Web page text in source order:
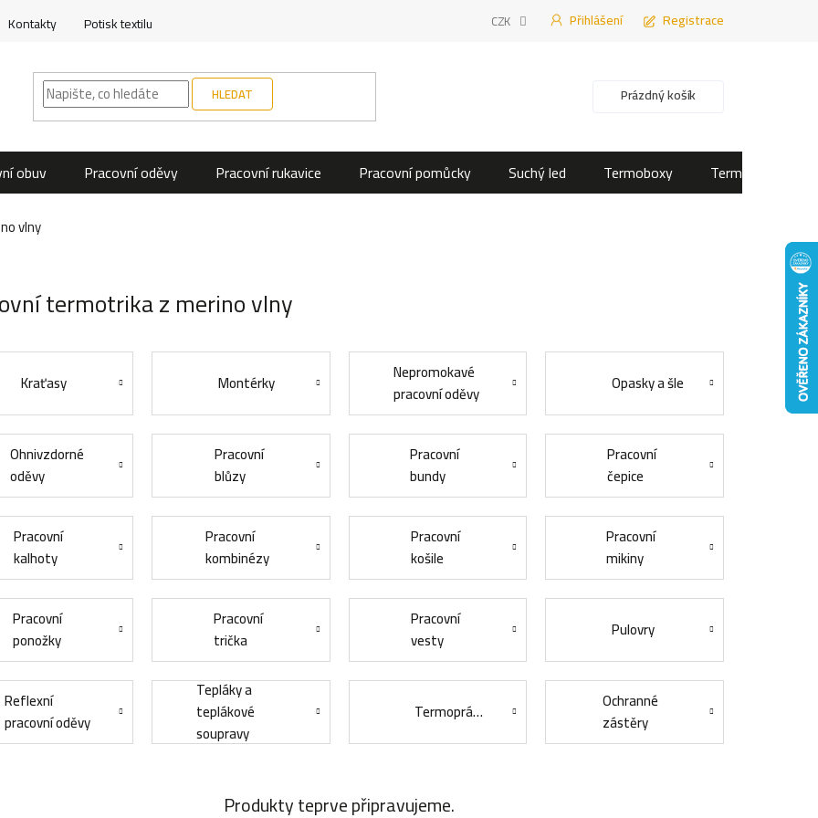
Kontakty Potisk textilu CZK Přihlášení Registrace
HLEDAT Nákupní košík
Prázdný košík
obuv Pracovní oděvy Pracovní rukavice Pracovní pomůcky Suchý led Termoboxy Termotašky
vlny
termotrika z merino vlny
Kraťasy Montérky
Nepromokavé
pracovní oděvy
Opasky a šle
Ohnivzdorné
oděvy
Pracovní
blůzy
Pracovní
bundy
Pracovní
čepice
Pracovní
kalhoty
Pracovní
kombinézy
Pracovní
košile
Pracovní
mikiny
Pracovní
ponožky
Pracovní
trička
Pracovní
vesty
Pulovry
Reflexní
pracovní oděvy
Tepláky a
teplákové
soupravy
Termoprádlo
Ochranné
zástěry
Produkty teprve připravujeme.